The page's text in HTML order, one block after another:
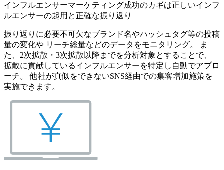
インフルエンサーマーケティング成功のカギは正しいインフ
ルエンサーの起用と正確な振り返り
振り返りに必要不可欠なブランド名やハッシュタグ等の投稿
量の変化や リーチ総量などのデータをモニタリング。 ま
た、2次拡散・3次拡散以降までを分析対象とすることで、
拡散に貢献しているインフルエンサーを特定し自動でアプロ
ーチ。 他社が真似をできないSNS経由での集客増加施策を
実施できます。